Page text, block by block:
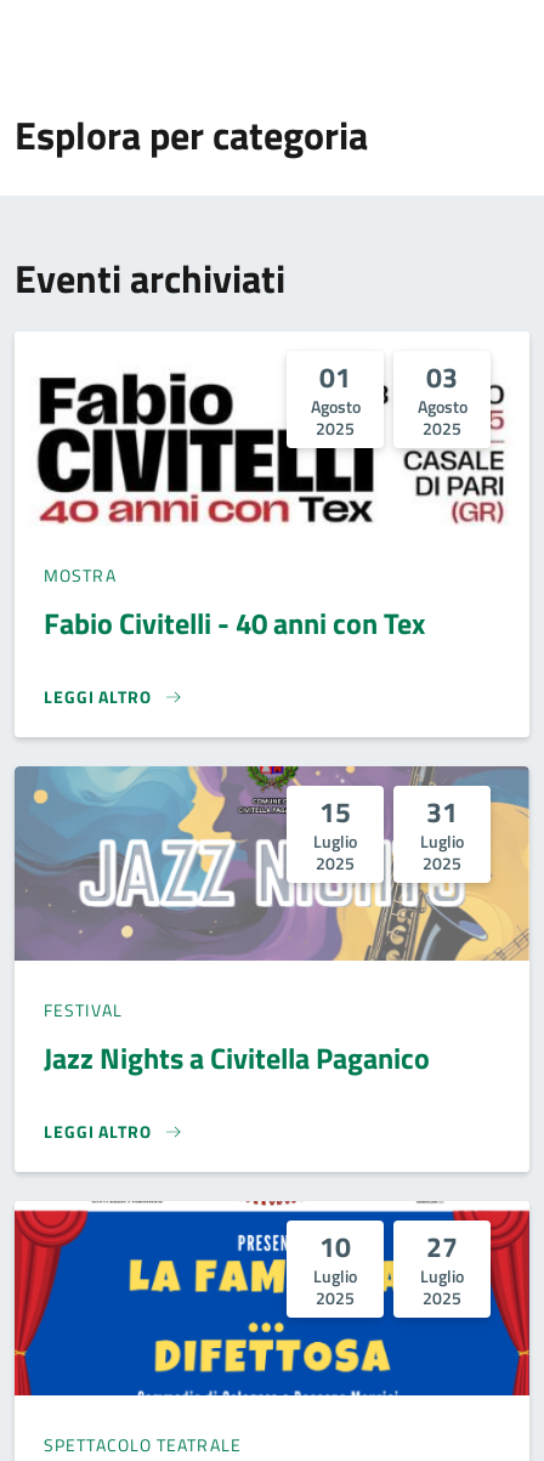
Esplora per categoria
Eventi archiviati
01
Agosto
2025
03
Agosto
2025
MOSTRA
Fabio Civitelli - 40 anni con Tex
LEGGI ALTRO
FABIO CIVITELLI - 40 ANNI CON TEX}
15
Luglio
2025
31
Luglio
2025
FESTIVAL
Jazz Nights a Civitella Paganico
LEGGI ALTRO
JAZZ NIGHTS A CIVITELLA PAGANICO}
10
Luglio
2025
27
Luglio
2025
SPETTACOLO TEATRALE